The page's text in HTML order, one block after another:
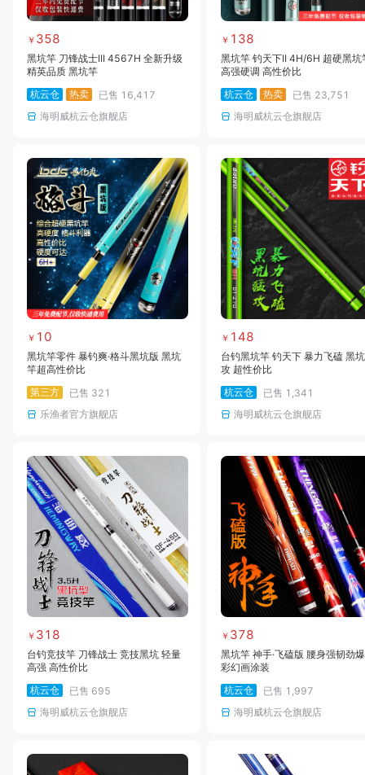
￥ 358
黑坑竿 刀锋战士III 4567H 全新升级
精英品质 黑坑竿
杭云仓
热卖 已售 16,417
海明威杭云仓旗舰店
￥ 138
黑坑竿 钓天下II 4H/6H 超硬黑坑
高强硬调 高性价比
杭云仓
热卖 已售 23,751
海明威杭云仓旗舰店
￥ 10
黑坑竿零件 暴钓爽·格斗黑坑版 黑坑
竿超高性价比
第三方
已售 321
乐渔者官方旗舰店
￥ 148
台钓黑坑竿 钓天下 暴力飞磕 黑
攻 超性价比
杭云仓
已售 1,341
海明威杭云仓旗舰店
￥ 318
台钓竞技竿 刀锋战士 竞技黑坑 轻量
高强 高性价比
杭云仓
已售 695
海明威杭云仓旗舰店
￥ 378
黑坑竿 神手·飞磕版 腰身强韧劲
彩幻画涂装
杭云仓
已售 1,997
海明威杭云仓旗舰店